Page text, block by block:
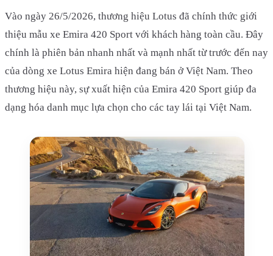
Vào ngày 26/5/2026, thương hiệu Lotus đã chính thức giới
thiệu mẫu xe Emira 420 Sport với khách hàng toàn cầu. Đây
chính là phiên bản nhanh nhất và mạnh nhất từ trước đến nay
của dòng xe Lotus Emira hiện đang bán ở Việt Nam. Theo
thương hiệu này, sự xuất hiện của Emira 420 Sport giúp đa
dạng hóa danh mục lựa chọn cho các tay lái tại Việt Nam.